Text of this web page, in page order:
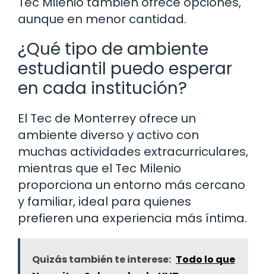
aunque en menor cantidad.
¿Qué tipo de ambiente
estudiantil puedo esperar
en cada institución?
El Tec de Monterrey ofrece un
ambiente diverso y activo con
muchas actividades extracurriculares,
mientras que el Tec Milenio
proporciona un entorno más cercano
y familiar, ideal para quienes
prefieren una experiencia más íntima.
Quizás también te interese: Todo lo que